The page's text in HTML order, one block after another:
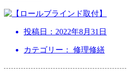
投稿日： 2022年8月31日
カテゴリー： 修理修繕